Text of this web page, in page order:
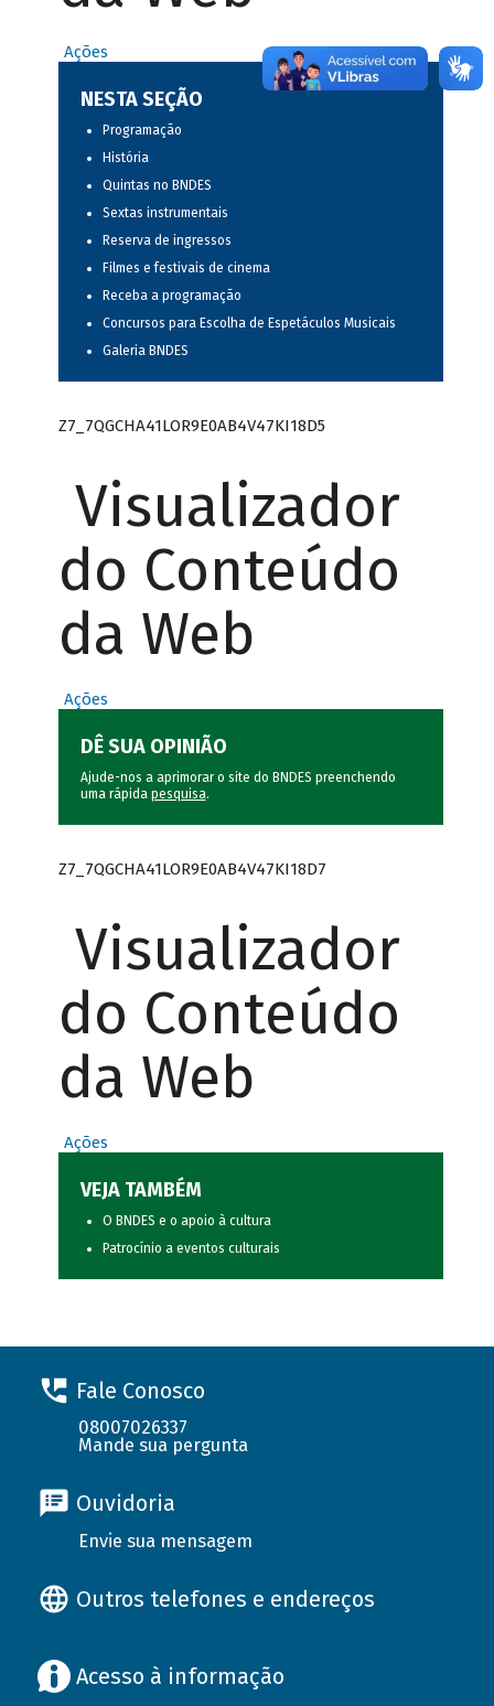
Ações
NESTA SEÇÃO
Programação
História
Quintas no BNDES
Sextas instrumentais
Reserva de ingressos
Filmes e festivais de cinema
Receba a programação
Concursos para Escolha de Espetáculos Musicais
Galeria BNDES
Z7_7QGCHA41LOR9E0AB4V47KI18D5
Visualizador
do Conteúdo
da Web
Ações
DÊ SUA OPINIÃO
Ajude-nos a aprimorar o site do BNDES preenchendo
uma rápida pesquisa.
Z7_7QGCHA41LOR9E0AB4V47KI18D7
Visualizador
do Conteúdo
da Web
Ações
VEJA TAMBÉM
O BNDES e o apoio à cultura
Patrocínio a eventos culturais
Fale Conosco
08007026337
Mande sua pergunta
Ouvidoria
Envie sua mensagem
Outros telefones e endereços
Acesso à informação